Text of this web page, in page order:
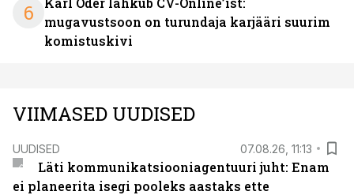
6
mugavustsoon on turundaja karjääri suurim
komistuskivi
VIIMASED UUDISED
UUDISED 07.08.26, 11:13
Läti kommunikatsiooniagentuuri juht: Enam
ei planeerita isegi pooleks aastaks ette